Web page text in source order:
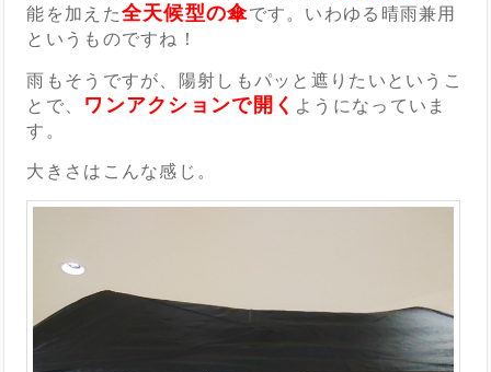
能を加えた全天候型の傘です。いわゆる晴雨兼用
というものですね！
雨もそうですが、陽射しもパッと遮りたいというこ
とで、 ワンアクションで開く ようになっていま
す。
大きさはこんな感じ。